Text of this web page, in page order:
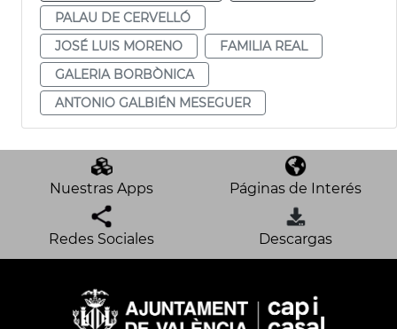
PALAU DE CERVELLÓ
JOSÉ LUIS MORENO
FAMILIA REAL
GALERIA BORBÒNICA
ANTONIO GALBIÉN MESEGUER
Nuestras Apps Páginas de Interés
Redes Sociales Descargas